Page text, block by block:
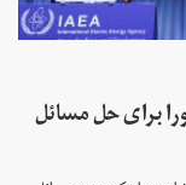
برای حل مسائل